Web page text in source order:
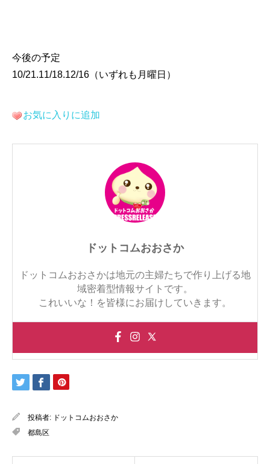
今後の予定
10/21.11/18.12/16（いずれも月曜日）
お気に入りに追加
ドットコムおおさか
ドットコムおおさかは地元の主婦たちで作り上げる地
域密着型情報サイトです。
これいいな！を皆様にお届けしていきます。
投稿者: ドットコムおおさか
都島区